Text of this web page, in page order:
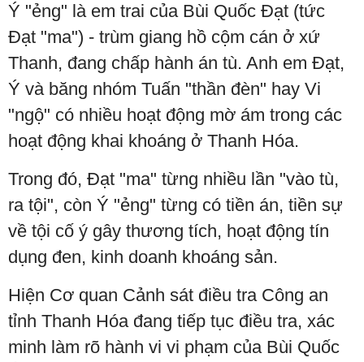
Ý "ẻng" là em trai của Bùi Quốc Đạt (tức
Đạt "ma") - trùm giang hồ cộm cán ở xứ
Thanh, đang chấp hành án tù. Anh em Đạt,
Ý và băng nhóm Tuấn "thần đèn" hay Vi
"ngộ" có nhiều hoạt động mờ ám trong các
hoạt động khai khoáng ở Thanh Hóa.
Trong đó, Đạt "ma" từng nhiều lần "vào tù,
ra tội", còn Ý "ẻng" từng có tiền án, tiền sự
về tội cố ý gây thương tích, hoạt động tín
dụng đen, kinh doanh khoáng sản.
Hiện Cơ quan Cảnh sát điều tra Công an
tỉnh Thanh Hóa đang tiếp tục điều tra, xác
minh làm rõ hành vi vi phạm của Bùi Quốc